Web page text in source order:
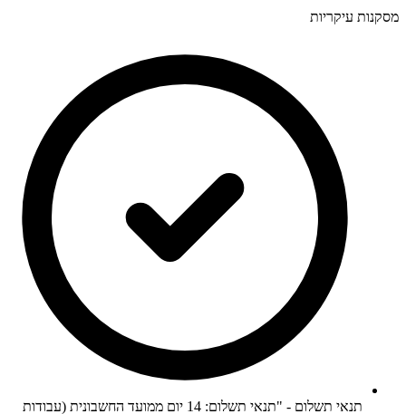
מסקנות עיקריות
תנאי תשלום - "תנאי תשלום: 14 יום ממועד החשבונית (עבודות